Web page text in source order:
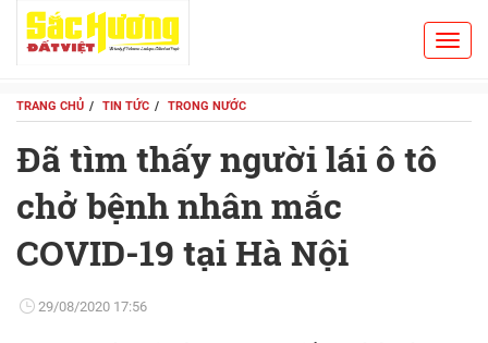
TRANG CHỦ TIN TỨC TRONG NƯỚC
Đã tìm thấy người lái ô tô
chở bệnh nhân mắc
COVID-19 tại Hà Nội
29/08/2020 17:56